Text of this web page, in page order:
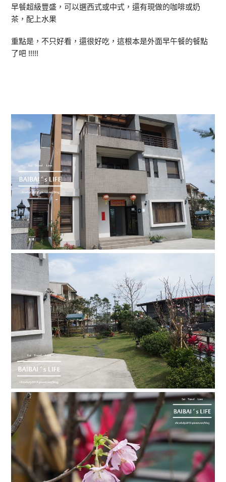
早餐超級豐盛，可以選西式或中式，還有現做的咖啡或奶
茶，配上水果
重點是，不只好看，還很好吃，這根本是外面早午餐的餐點
了吧 !!!!!